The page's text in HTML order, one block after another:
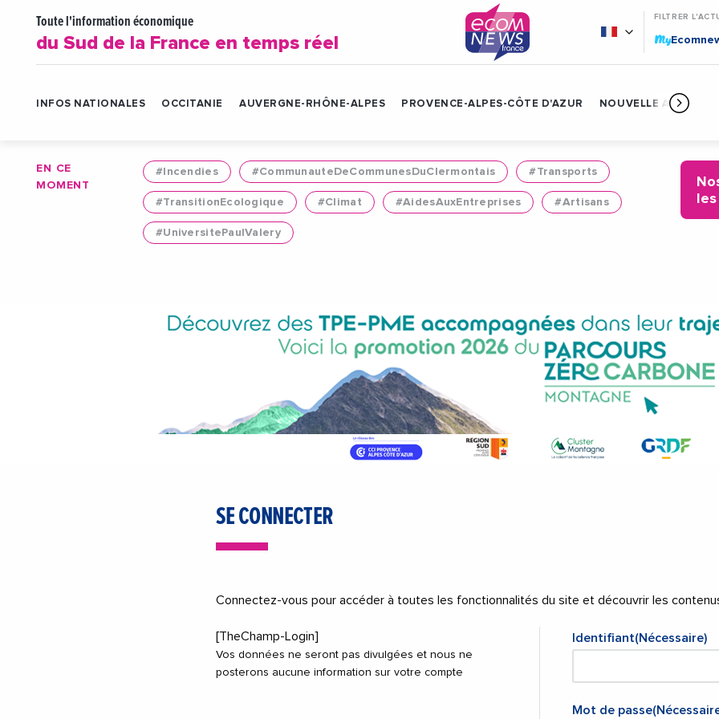
Toute l'information économique
du Sud de la France en temps réel
FILTRER
My
INFOS NATIONALES OCCITANIE AUVERGNE-RHÔNE-ALPES PROVENCE-ALPES-CÔTE D'AZUR NOUVELLE
EN CE
MOMENT
#Incendies #CommunauteDeCommunesDuClermontais #Transports
#TransitionEcologique #Climat #AidesAuxEntreprises #Artisans
#UniversitePaulValery
SE CONNECTER
Connectez-vous pour accéder à toutes les fonctionnalités du site et découvrir les
[TheChamp-Login]
Vos données ne seront pas divulgées et nous ne
posterons aucune information sur votre compte
Identifiant(Nécessaire)
Mot de passe